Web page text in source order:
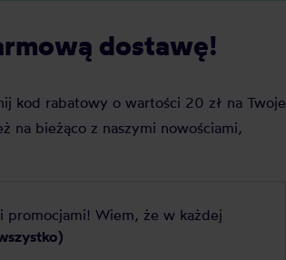
dostawę!
kod rabatowy o wartości 20 zł na Twoje
na bieżąco z naszymi nowościami,
promocjami! Wiem, że w każdej